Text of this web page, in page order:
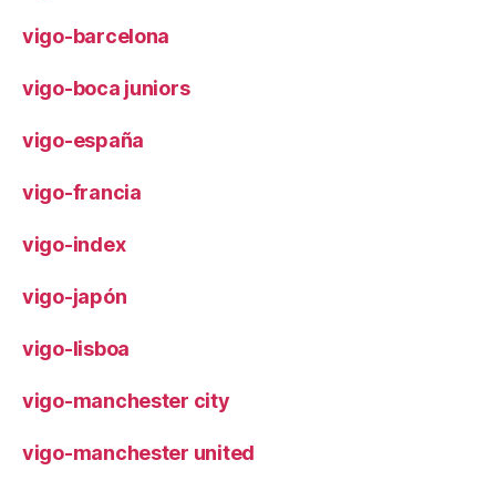
vigo-barcelona
vigo-boca juniors
vigo-españa
vigo-francia
vigo-index
vigo-japón
vigo-lisboa
vigo-manchester city
vigo-manchester united